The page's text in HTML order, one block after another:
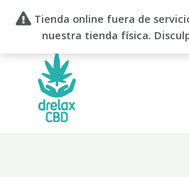
Tienda online fuera de
nuestra tienda física.
contenido